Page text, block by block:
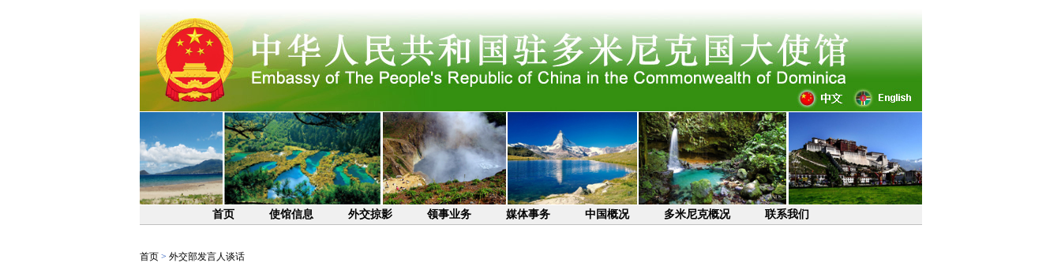
首页 使馆信息 外交掠影 领事业务 媒体事务 中国概况 多米尼克概况 联系我们
首页> 外交部发言人谈话